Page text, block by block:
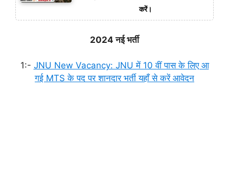
करें।
2024 नई भर्ती
1:- JNU New Vacancy: JNU में 10 वीं पास के लिए आ
गई MTS के पद पर शानदार भर्ती यहाँ से करें आवेदन